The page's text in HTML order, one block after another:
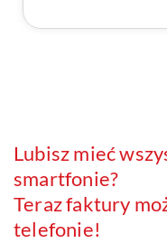
Lubisz mieć
smartfonie?
Teraz faktury
telefonie!